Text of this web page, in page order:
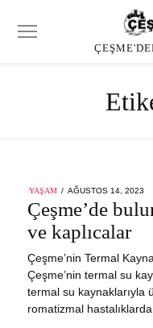
YAŞAM
POSTED
AĞUSTOS 14, 2023
Çeşme’de
ve kaplıcalar
Çeşme’nin Termal
Çeşme’nin termal su
termal su kaynaklarıyla
romatizmal